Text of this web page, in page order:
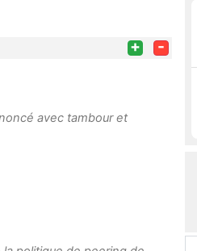
+ -
avec tambour et